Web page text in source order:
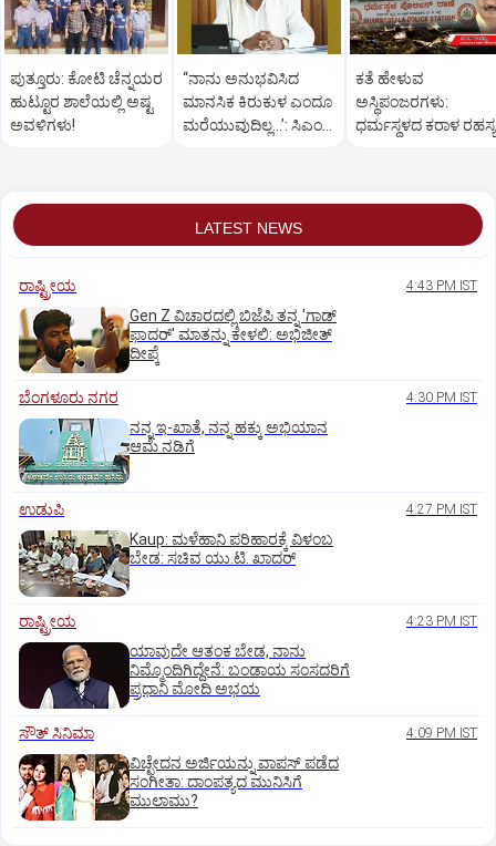
ಪುತ್ತೂರು: ಕೋಟಿ ಚೆನ್ನಯರ
ಹುಟ್ಟೂರ ಶಾಲೆಯಲ್ಲಿ ಅಷ್ಟ
ಅವಳಿಗಳು!
“ನಾನು ಅನುಭವಿಸಿದ
ಮಾನಸಿಕ ಕಿರುಕುಳ ಎಂದೂ
ಮರೆಯುವುದಿಲ್ಲ…’: ಸಿಎಂ
ಕತೆ ಹೇಳುವ
ಅಸ್ಥಿಪಂಜರಗಳು:
ಧರ್ಮಸ್ಥಳದ‌ ಕರಾಳ ರಹಸ್ಯ
LATEST NEWS
ರಾಷ್ಟ್ರೀಯ 4:43 PM IST
Gen Z ವಿಚಾರದಲ್ಲಿ ಬಿಜೆಪಿ ತನ್ನ 'ಗಾಡ್
ಫಾದರ್' ಮಾತನ್ನು ಕೇಳಲಿ: ಅಭಿಜೀತ್
ದೀಪ್ಕೆ
ಬೆಂಗಳೂರು ನಗರ 4:30 PM IST
ನನ್ನ ಇ-ಖಾತೆ, ನನ್ನ ಹಕ್ಕು ಅಭಿಯಾನ
ಆಮೆ ನಡಿಗೆ
ಉಡುಪಿ 4:27 PM IST
Kaup: ಮಳೆಹಾನಿ ಪರಿಹಾರಕ್ಕೆ ವಿಳಂಬ
ಬೇಡ: ಸಚಿವ ಯು.ಟಿ. ಖಾದರ್
ರಾಷ್ಟ್ರೀಯ 4:23 PM IST
ಯಾವುದೇ ಆತಂಕ ಬೇಡ, ನಾನು
ನಿಮ್ಮೊಂದಿಗಿದ್ದೇನೆ: ಬಂಡಾಯ ಸಂಸದರಿಗೆ
ಪ್ರಧಾನಿ ಮೋದಿ ಅಭಯ
ಸೌತ್‌ ಸಿನಿಮಾ 4:09 PM IST
ವಿಚ್ಛೇದನ ಅರ್ಜಿಯನ್ನು ವಾಪಸ್‌ ಪಡೆದ
ಸಂಗೀತಾ: ದಾಂಪತ್ಯದ ಮುನಿಸಿಗೆ
ಮುಲಾಮು?